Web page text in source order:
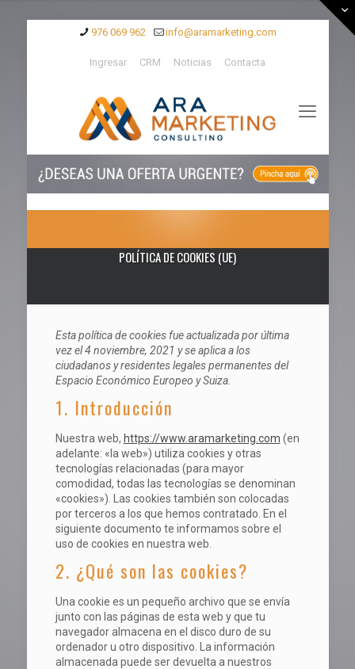
976 069 962 info@aramarketing.com
Ingresar CRM Noticias Contacta
POLÍTICA DE COOKIES (UE)
Esta política de cookies fue actualizada por última
vez el 4 noviembre, 2021 y se aplica a los
ciudadanos y residentes legales permanentes del
Espacio Económico Europeo y Suiza.
1. Introducción
Nuestra web, https://www.aramarketing.com (en
adelante: «la web») utiliza cookies y otras
tecnologías relacionadas (para mayor
comodidad, todas las tecnologías se denominan
«cookies»). Las cookies también son colocadas
por terceros a los que hemos contratado. En el
siguiente documento te informamos sobre el
uso de cookies en nuestra web.
2. ¿Qué son las cookies?
Una cookie es un pequeño archivo que se envía
junto con las páginas de esta web y que tu
navegador almacena en el disco duro de su
ordenador u otro dispositivo. La información
almacenada puede ser devuelta a nuestros